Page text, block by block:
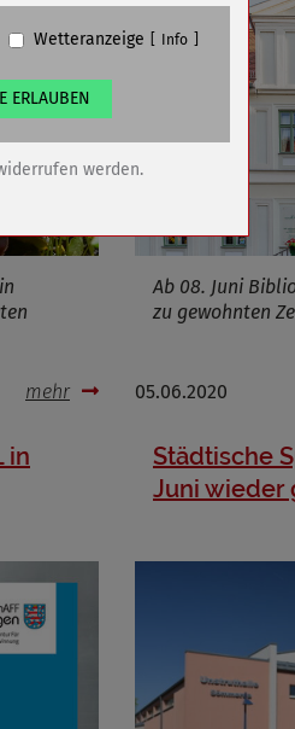
mehr
Ab 08. Juni
zu gewohnten
05.06.2020
in
Städtische
Juni wieder
der Speicherung von
Wetteranzeige Info
ERLAUBEN
werden.